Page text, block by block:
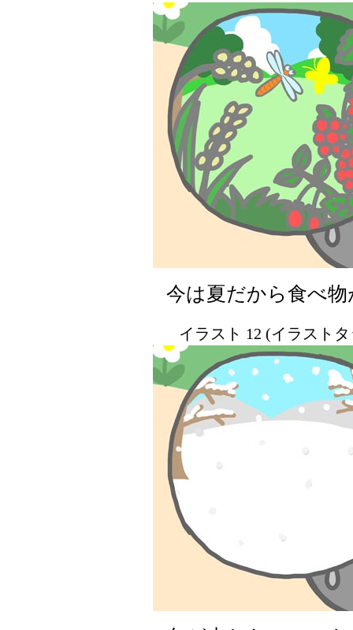
今は夏だから食べ物
イラスト 12 (イラスト